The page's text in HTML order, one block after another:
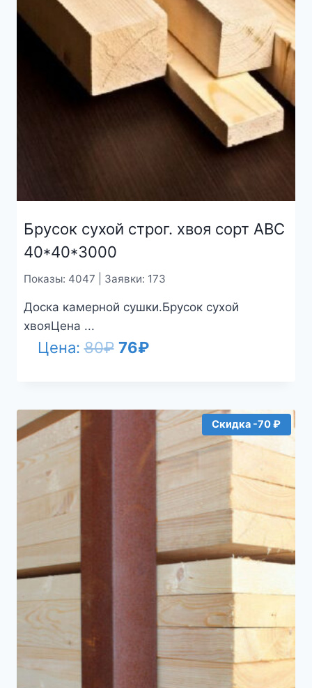
Брусок сухой строг. хвоя сорт АВС
40*40*3000
Показы: 4047 | Заявки: 173
Доска камерной сушки.Брусок сухой
хвояЦена ...
Цена:80₽ Первоначальная
76₽Текущая
Скидка -70 ₽